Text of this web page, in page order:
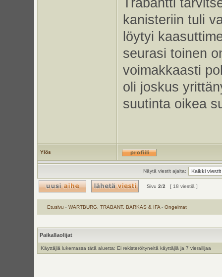
Trabantti
kanisteriin tuli
löytyi
seurasi toinen
voimakkaasti
oli joskus
suutinta oikea
Ylös
Näytä viestit ajalta:
Sivu 2/2 [ 18 viestiä ]
Etusivu ‹ WARTBURG, TRABANT, BARKAS & IFA ‹ Ongelmat
Paikallaolijat
Käyttäjiä lukemassa tätä aluetta: Ei rekisteröityneitä käyttäjiä ja 7 vierailijaa